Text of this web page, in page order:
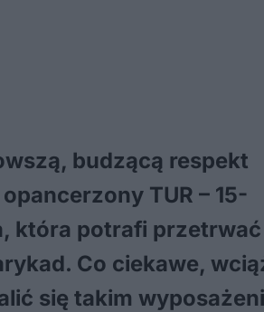
budzącą respekt
TUR – 15-
która potrafi przetrwać
Co ciekawe,
się takim